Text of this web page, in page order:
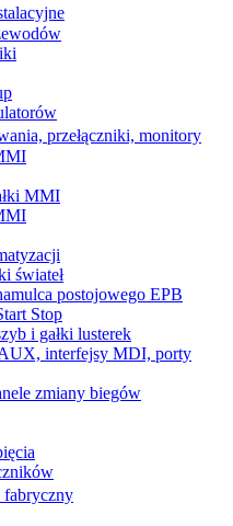
przełączniki, monitory
MMI
świateł
postojowego EPB
Stop
i gałki lusterek
AUX, interfejsy MDI, porty
zmiany biegów
fabryczny